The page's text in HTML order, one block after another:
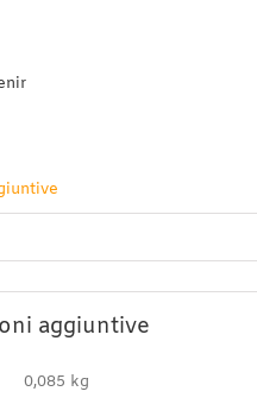
aggiuntive
0,085 kg